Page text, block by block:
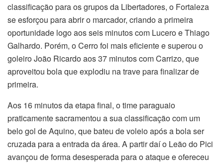
classificação para os grupos da Libertadores, o Fortaleza
se esforçou para abrir o marcador, criando a primeira
oportunidade logo aos seis minutos com Lucero e Thiago
Galhardo. Porém, o Cerro foi mais eficiente e superou o
goleiro João Ricardo aos 37 minutos com Carrizo, que
aproveitou bola que explodiu na trave para finalizar de
primeira.
Aos 16 minutos da etapa final, o time paraguaio
praticamente sacramentou a sua classificação com um
belo gol de Aquino, que bateu de voleio após a bola ser
cruzada para a entrada da área. A partir daí o Leão do Pici
avançou de forma desesperada para o ataque e ofereceu